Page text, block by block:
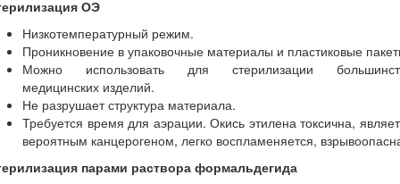
ОЭ
Низкотемпературный режим.
Проникновение в упаковочные материалы и пластиковые
Можно использовать для стерилизации
медицинских изделий.
Не разрушает структура материала.
Требуется время для аэрации. Окись этилена токсична,
вероятным канцерогеном, легко воспламеняется,
парами раствора формальдегида